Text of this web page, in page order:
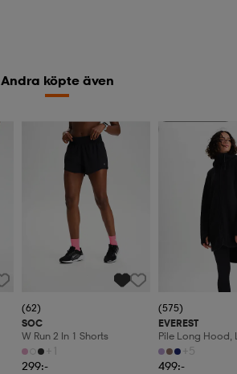
Andra köpte även
(62)
SOC
W Run 2 In 1 Shorts
+1
299:-
Kampanj -25%
(575)
EVEREST
Pile Long Hood,
Fleecetröja, Dam
+5
499:-